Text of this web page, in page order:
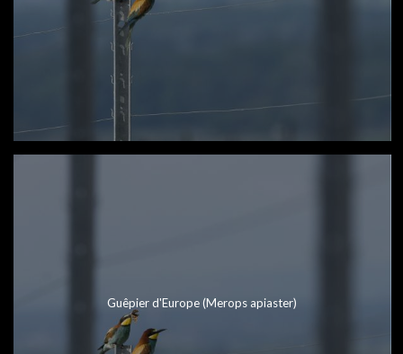
Guêpier d'Europe (Merops apiaster)